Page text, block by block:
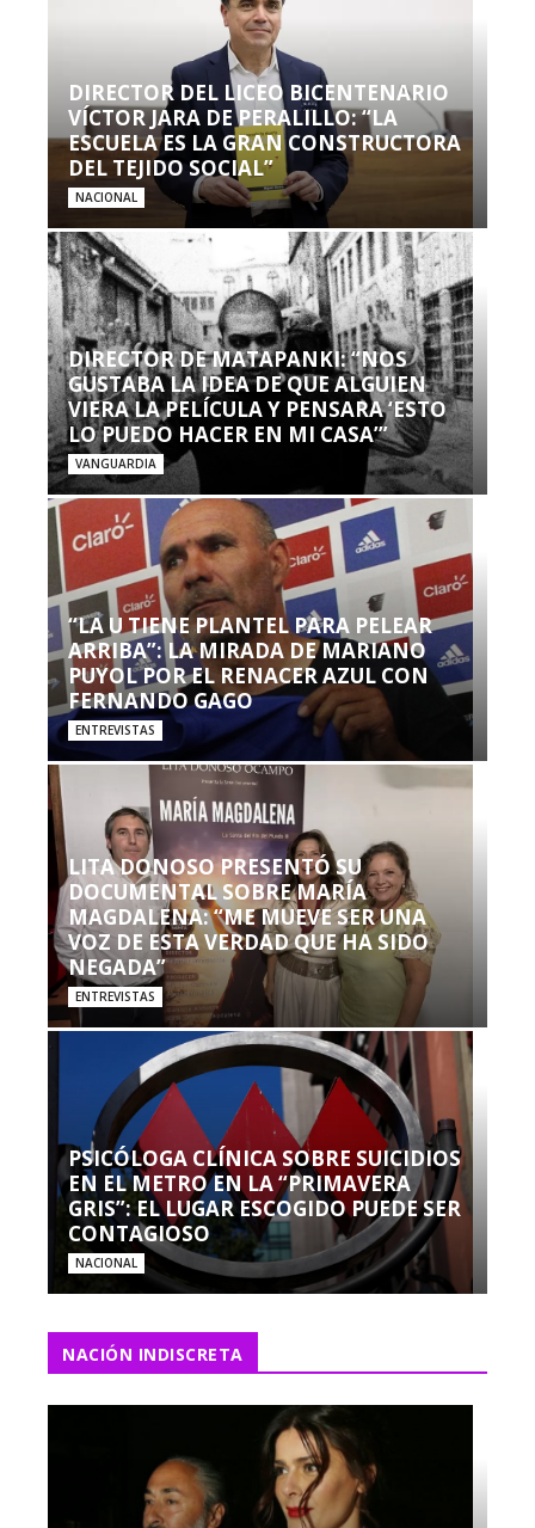
DIRECTOR DEL LICEO BICENTENARIO
VÍCTOR JARA DE PERALILLO: “LA
ESCUELA ES LA GRAN CONSTRUCTORA
DEL TEJIDO SOCIAL”
NACIONAL
DIRECTOR DE MATAPANKI: “NOS
GUSTABA LA IDEA DE QUE ALGUIEN
VIERA LA PELÍCULA Y PENSARA ‘ESTO
LO PUEDO HACER EN MI CASA’”
VANGUARDIA
“LA U TIENE PLANTEL PARA PELEAR
ARRIBA”: LA MIRADA DE MARIANO
PUYOL POR EL RENACER AZUL CON
FERNANDO GAGO
ENTREVISTAS
LITA DONOSO PRESENTÓ SU
DOCUMENTAL SOBRE MARÍA
MAGDALENA: “ME MUEVE SER UNA
VOZ DE ESTA VERDAD QUE HA SIDO
NEGADA”
ENTREVISTAS
PSICÓLOGA CLÍNICA SOBRE SUICIDIOS
EN EL METRO EN LA “PRIMAVERA
GRIS”: EL LUGAR ESCOGIDO PUEDE SER
CONTAGIOSO
NACIONAL
NACIÓN INDISCRETA